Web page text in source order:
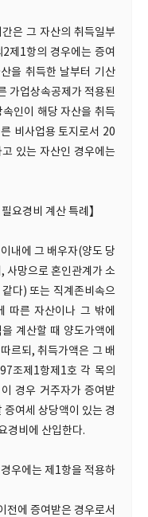
은 그 자산의 취득일부
제1항의 경우에는 증여
을 취득한 날부터 기산
가업상속공제가 적용된
인이 해당 자산을 취득
비사업용 토지로서 20
있는 자산인 경우에는
요경비 계산 특례】
내에 그 배우자(양도 당
사망으로 혼인관계가 소
다) 또는 직계존비속으
따른 자산이나 그 밖에
계산할 때 양도가액에
르되, 취득가액은 그 배
조제1항제1호 각 목의
경우 거주자가 증여받
여세 상당액이 있는 경
경비에 산입한다.
우에는 제1항을 적용하
전에 증여받은 경우로서